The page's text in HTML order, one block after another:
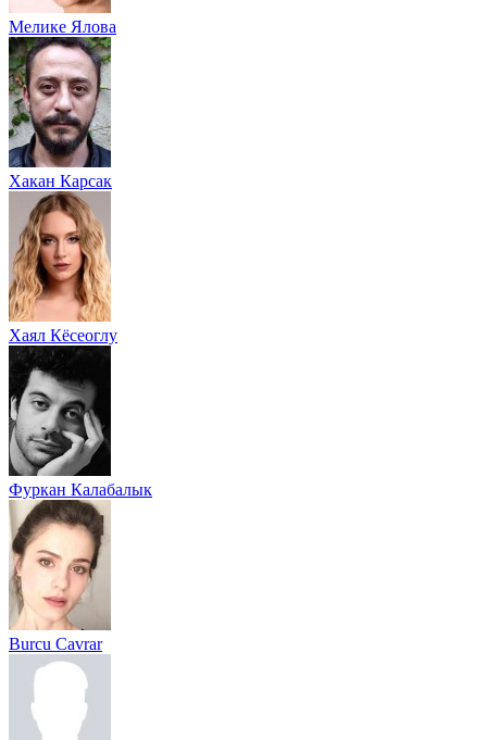
Мелике Ялова
Хакан Карсак
Хаял Кёсеоглу
Фуркан Калабалык
Burcu Cavrar